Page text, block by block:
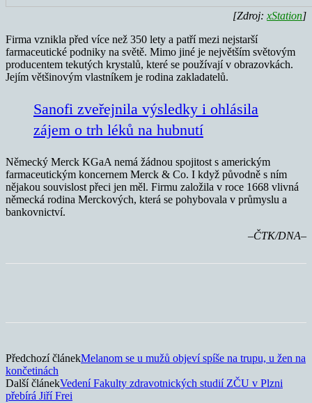
[Zdroj: xStation]
Firma vznikla před více než 350 lety a patří mezi nejstarší
farmaceutické podniky na světě. Mimo jiné je největším světovým
producentem tekutých krystalů, které se používají v obrazovkách.
Jejím většinovým vlastníkem je rodina zakladatelů.
Sanofi zveřejnila výsledky i ohlásila
zájem o trh léků na hubnutí
Německý Merck KGaA nemá žádnou spojitost s americkým
farmaceutickým koncernem Merck & Co. I když původně s ním
nějakou souvislost přeci jen měl. Firmu založila v roce 1668 vlivná
německá rodina Merckových, která se pohybovala v průmyslu a
bankovnictví.
–ČTK/DNA–
Předchozí článekMelanom se u mužů objeví spíše na trupu, u žen na
končetinách
Další článekVedení Fakulty zdravotnických studií ZČU v Plzni
přebírá Jiří Frei